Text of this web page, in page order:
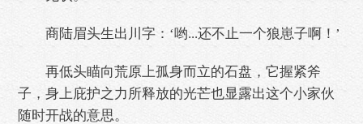
商陆眉头生出川字：‘哟...还不止一个狼崽子啊！’
再低头瞄向荒原上孤身而立的石盘，它握紧斧
子，身上庇护之力所释放的光芒也显露出这个小家伙
随时开战的意思。